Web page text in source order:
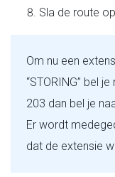
Sla de route op.
Om nu een
“STORING” bel
203 dan bel je
Er wordt
dat de extensie